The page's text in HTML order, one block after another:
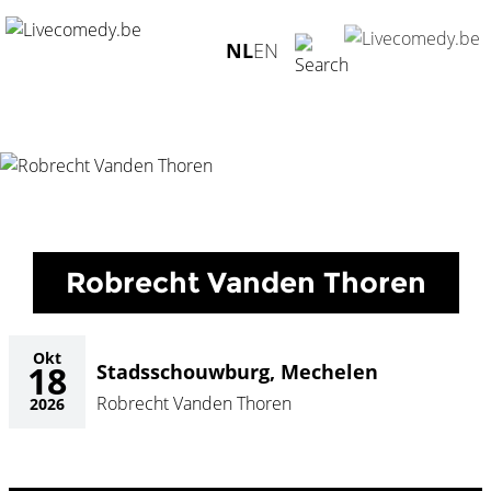
NLEN
Home/Agenda/ Robrecht Vanden Thoren
Stadsschouwburg, Mechelen - 18.10.2026
Robrecht Vanden Thoren
Okt
18
2026
Stadsschouwburg, Mechelen
Robrecht Vanden Thoren